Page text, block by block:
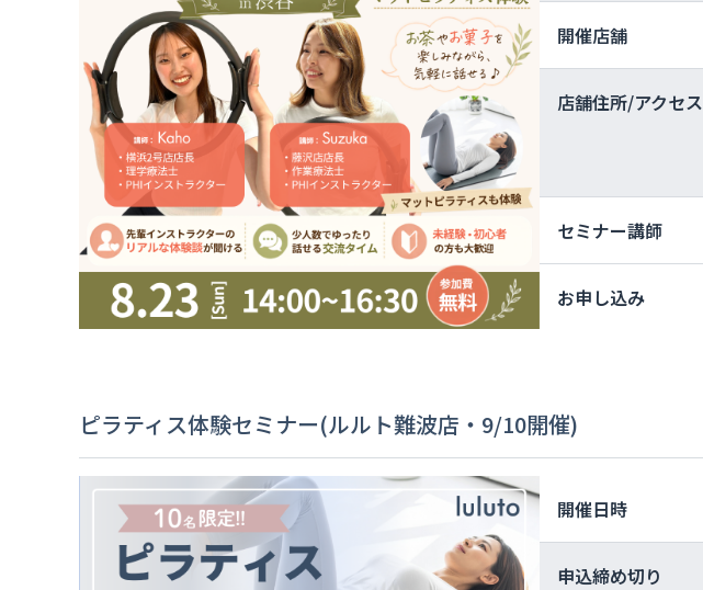
開催店舗
店舗住所/アクセス
セミナー講師
お申し込み
ピラティス体験セミナー(ルルト難波店・9/10開催)
開催日時
申込締め切り